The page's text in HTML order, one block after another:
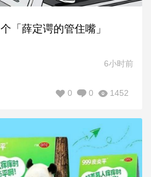
「薛定谔的管住嘴」
6小时前
1452
0
0